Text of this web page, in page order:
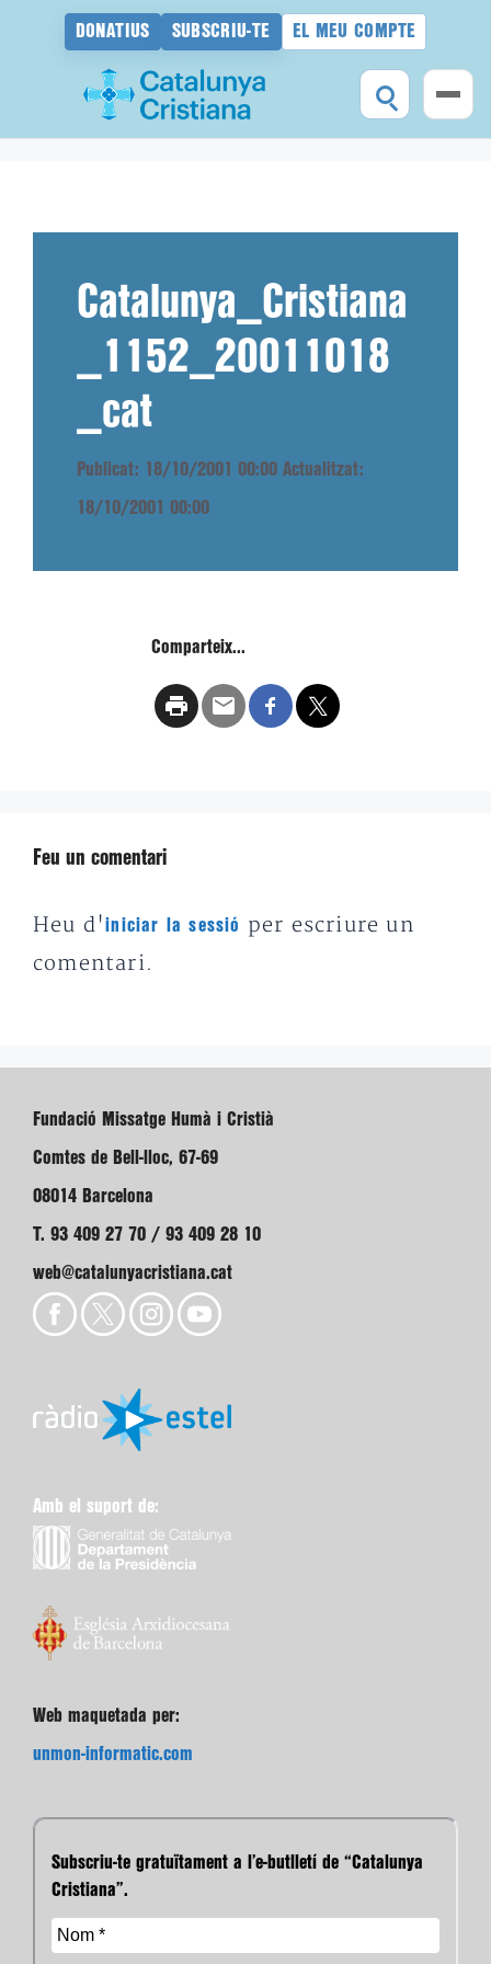
DONATIUS SUBSCRIU-TE EL MEU COMPTE
Catalunya_Cristiana
_1152_20011018
_cat
Publicat: 18/10/2001 00:00 Actualitzat:
18/10/2001 00:00
Comparteix...
Feu un comentari
Heu d'iniciar la sessió
per escriure un
comentari.
Fundació Missatge Humà i Cristià
Comtes de Bell-lloc, 67-69
08014 Barcelona
T. 93 409 27 70 / 93 409 28 10
web@catalunyacristiana.cat
Amb el suport de:
Web maquetada per:
unmon-informatic.com
Subscriu-te gratuïtament a l’e-butlletí de “Catalunya
Cristiana”.